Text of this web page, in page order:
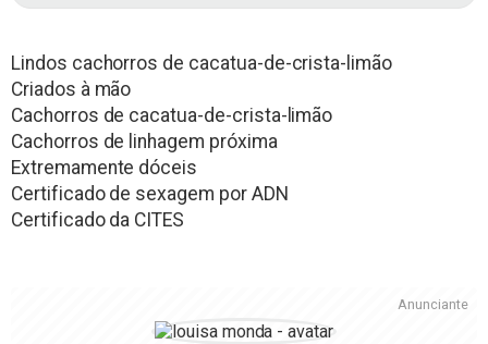
Lindos cachorros de cacatua-de-crista-limão
Criados à mão
Cachorros de cacatua-de-crista-limão
Cachorros de linhagem próxima
Extremamente dóceis
Certificado de sexagem por ADN
Certificado da CITES
Anunciante